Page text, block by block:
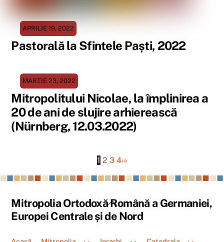
APRILIE 19, 2022
Pastorală la Sfintele Paști, 2022
MARTIE 23, 2022
Mitropolitului Nicolae, la împlinirea a
20 de ani de slujire arhierească
(Nürnberg, 12.03.2022)
1 2 3 4›»
Back
To
Mitropolia Ortodoxă Română a Germaniei,
Europei Centrale și de Nord